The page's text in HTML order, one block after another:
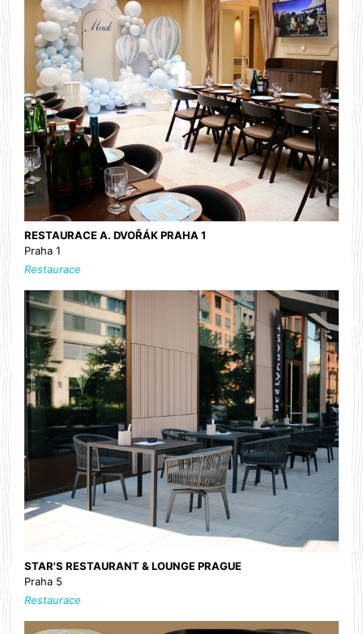
RESTAURACE A. DVOŘÁK PRAHA 1
Praha 1
Restaurace
STAR'S RESTAURANT & LOUNGE PRAGUE
Praha 5
Restaurace